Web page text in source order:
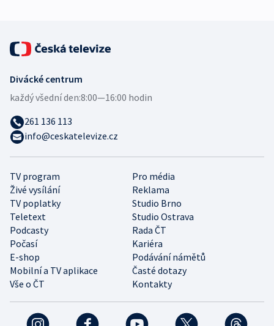
TV program
Pro média
Živé vysílání
Reklama
TV poplatky
Studio Brno
Teletext
Studio Ostrava
Podcasty
Rada ČT
Počasí
Kariéra
E-shop
Podávání námětů
Mobilní a TV aplikace
Časté dotazy
Vše o ČT
Kontakty
Divácké centrum
každý všední den:8:00—16:00 hodin
261 136 113
info@ceskatelevize.cz